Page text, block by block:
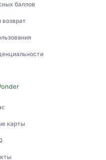
баллов
возврат
карты